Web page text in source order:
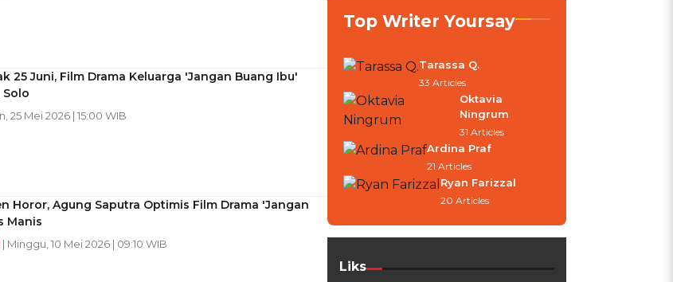
25 Juni, Film Drama Keluarga 'Jangan Buang Ibu'
25 Mei 2026 | 15:00 WIB
Horor, Agung Saputra Optimis Film Drama 'Jangan
Manis
| Minggu, 10 Mei 2026 | 09:10 WIB
Top Writer Yoursay
Tarassa Q.
33 Articles
Oktavia
Ningrum
31 Articles
Ardina Praf
21 Articles
Ryan Farizzal
20 Articles
Liks